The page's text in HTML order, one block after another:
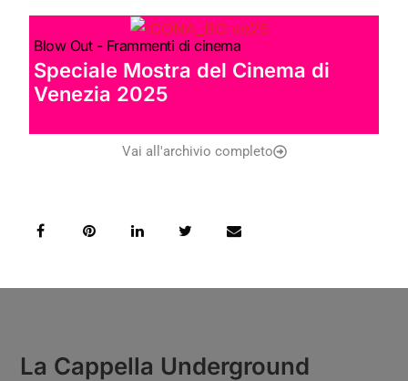
Blow Out - Frammenti di cinema
Speciale Mostra del Cinema di
Venezia 2025
Vai all'archivio completo
La Cappella Underground